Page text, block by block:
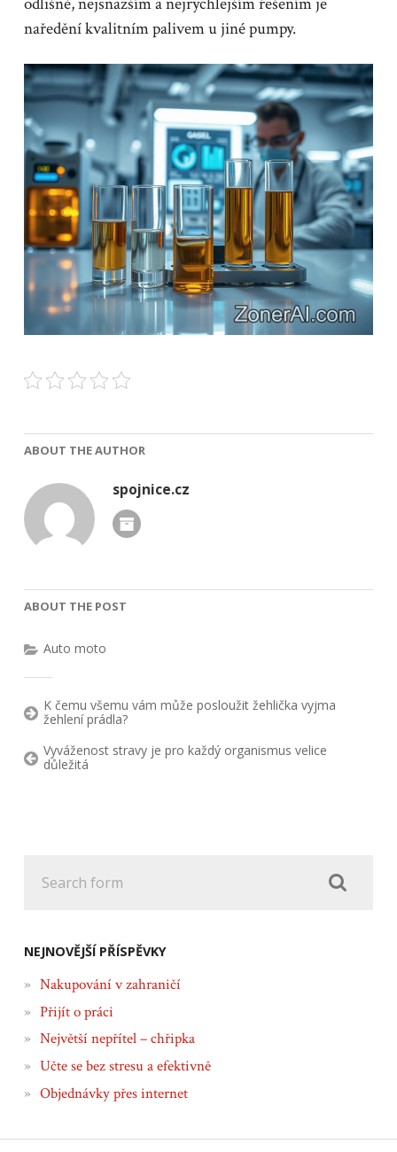
naředění kvalitním palivem u jiné pumpy.
ABOUT THE AUTHOR
spojnice.cz
ABOUT THE POST
Auto moto
K čemu všemu vám může posloužit žehlička vyjma
žehlení prádla?
Vyváženost stravy je pro každý organismus velice
důležitá
NEJNOVĚJŠÍ PŘÍSPĚVKY
Nakupování v zahraničí
Přijít o práci
Největší nepřítel – chřipka
Učte se bez stresu a efektivně
Objednávky přes internet